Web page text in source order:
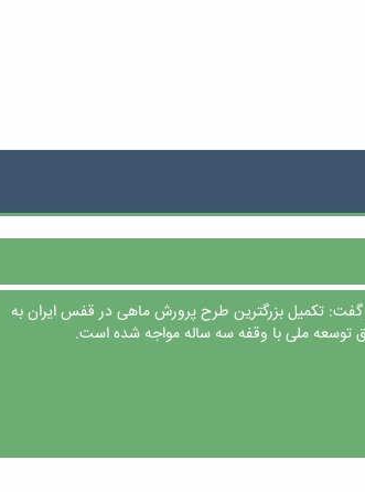
تکمیل بزرگترین طرح پرورش ماهی در قفس ایران به
ملی با وقفه سه ساله مواجه شده است.